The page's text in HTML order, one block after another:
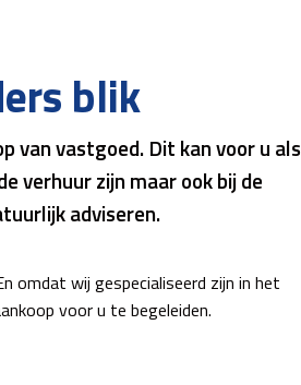
blik
van vastgoed. Dit kan voor u als
verhuur zijn maar ook bij de
adviseren.
omdat wij gespecialiseerd zijn in het
voor u te begeleiden.